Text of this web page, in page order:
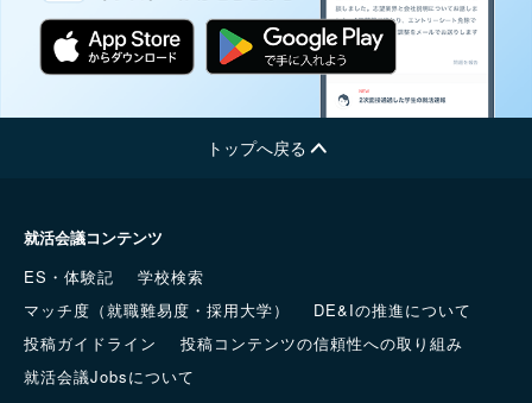
トップへ戻る
就活会議コンテンツ
ES・体験記
学校検索
マッチ度（就職難易度・採用大学）
DE&Iの推進について
投稿ガイドライン
投稿コンテンツの信頼性への取り組み
就活会議Jobsについて